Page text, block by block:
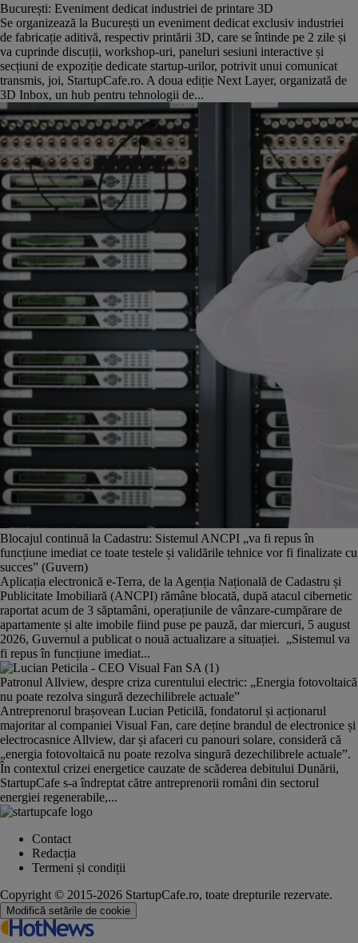
București: Eveniment dedicat industriei de printare 3D
Se organizează la București un eveniment dedicat exclusiv industriei
de fabricație aditivă, respectiv printării 3D, care se întinde pe 2 zile și
va cuprinde discuții, workshop-uri, paneluri sesiuni interactive și
secțiuni de expoziție dedicate startup-urilor, potrivit unui comunicat
transmis, joi, StartupCafe.ro. A doua ediție Next Layer, organizată de
3D Inbox, un hub pentru tehnologii de...
Blocajul continuă la Cadastru: Sistemul ANCPI „va fi repus în
funcțiune imediat ce toate testele și validările tehnice vor fi finalizate cu
succes” (Guvern)
Aplicația electronică e-Terra, de la Agenția Națională de Cadastru și
Publicitate Imobiliară (ANCPI) rămâne blocată, după atacul cibernetic
raportat acum de 3 săptamâni, operațiunile de vânzare-cumpărare de
apartamente și alte imobile fiind puse pe pauză, dar miercuri, 5 august
2026, Guvernul a publicat o nouă actualizare a situației. „Sistemul va
fi repus în funcțiune imediat...
Patronul Allview, despre criza curentului electric: „Energia fotovoltaică
nu poate rezolva singură dezechilibrele actuale”
Antreprenorul brașovean Lucian Peticilă, fondatorul și acționarul
majoritar al companiei Visual Fan, care deține brandul de electronice și
electrocasnice Allview, dar și afaceri cu panouri solare, consideră că
„energia fotovoltaică nu poate rezolva singură dezechilibrele actuale”.
În contextul crizei energetice cauzate de scăderea debitului Dunării,
StartupCafe s-a îndreptat către antreprenorii români din sectorul
energiei regenerabile,...
Contact
Redacția
Termeni și condiții
Copyright © 2015-2026 StartupCafe.ro, toate drepturile rezervate.
Modifică setările de cookie